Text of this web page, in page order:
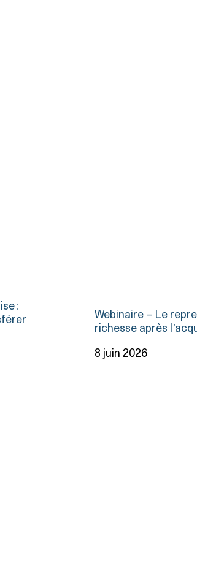
:
Webinaire – Le
richesse après
8 juin 2026